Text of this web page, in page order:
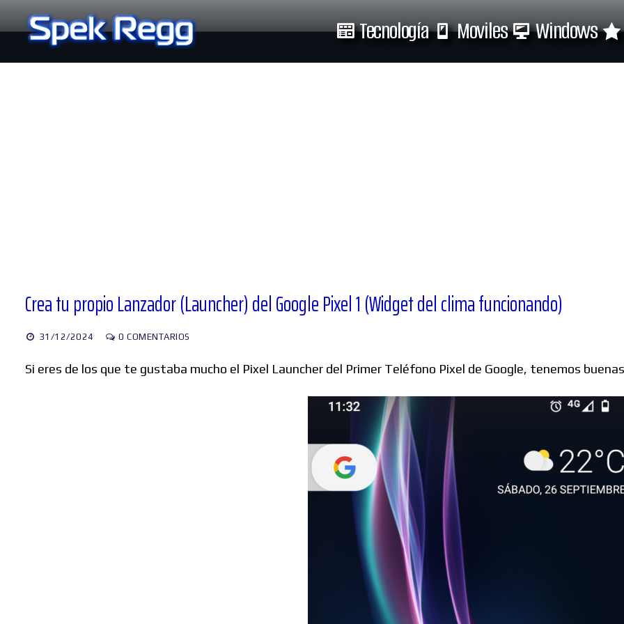
al
contenido
Tecnología Moviles Windows
Diversos
Soporte
Crea tu propio Lanzador (Launcher) del Google Pixel 1 (Widget del clima funcionando)
31/12/2024 0 COMENTARIOS
Si eres de los que te gustaba mucho el Pixel Launcher del Primer Teléfono Pixel de Google, tenemos